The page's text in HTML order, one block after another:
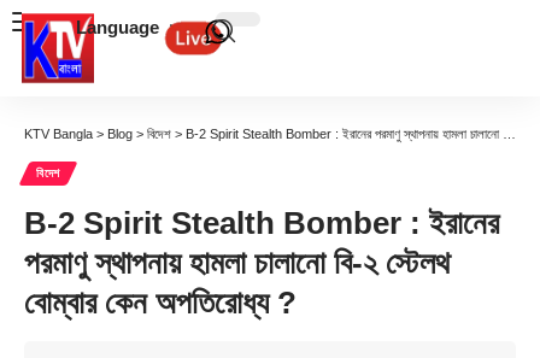
Language
KTV Bangla > Blog > বিদেশ > B-2 Spirit Stealth Bomber : ইরানের পরমাণু স্থাপনায় হামলা চালানো বি-২ স্টেলথ বোম্বার কেন অপতিরোধ্য ?
বিদেশ
B-2 Spirit Stealth Bomber : ইরানের
পরমাণু স্থাপনায় হামলা চালানো বি-২ স্টেলথ
বোম্বার কেন অপতিরোধ্য ?